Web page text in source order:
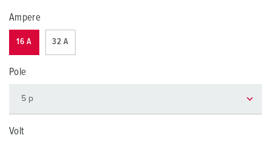
Ampere
16 A 32 A
Pole
Volt